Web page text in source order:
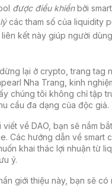
được điều khiểnbởi
các tham số của liquidity
liên kết này giúp người
lại ở crypto, trang tag
Nha Trang, kinh
chúng tôi không chỉ tập
cầu đa dạng của độc giả.
viết về DAO, bạn sẽ nắm
Các hướng dẫn về smart
khai thác lợi nhuận từ
ý.
giới thiệu này, bạn sẽ